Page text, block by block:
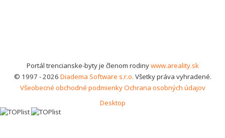
Portál trencianske-byty je členom rodinywww.areality.sk
© 1997 - 2026 Diadema Software s.r.o. Všetky práva vyhradené.
Všeobecné obchodné podmienkyOchrana osobných údajov
Desktop